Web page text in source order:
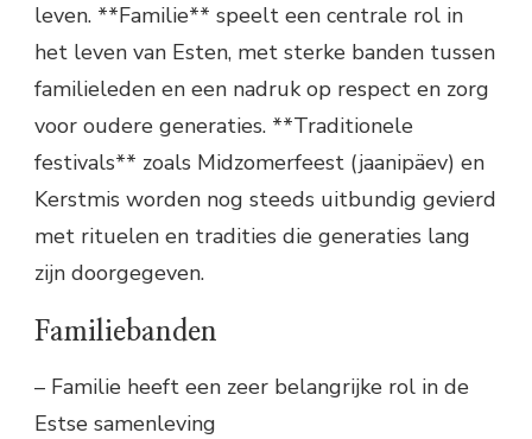
leven. **Familie** speelt een centrale rol in
het leven van Esten, met sterke banden tussen
familieleden en een nadruk op respect en zorg
voor oudere generaties. **Traditionele
festivals** zoals Midzomerfeest (jaanipäev) en
Kerstmis worden nog steeds uitbundig gevierd
met rituelen en tradities die generaties lang
zijn doorgegeven.
Familiebanden
– Familie heeft een zeer belangrijke rol in de
Estse samenleving